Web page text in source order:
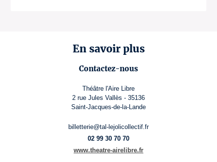
En savoir plus
Contactez-nous
Théâtre l'Aire Libre
2 rue Jules Vallès - 35136
Saint-Jacques-de-la-Lande
billetterie@tal-lejolicollectif.fr
02 99 30 70 70
www.theatre-airelibre.fr